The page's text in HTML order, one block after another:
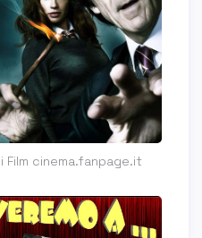
Film cinema.fanpage.it